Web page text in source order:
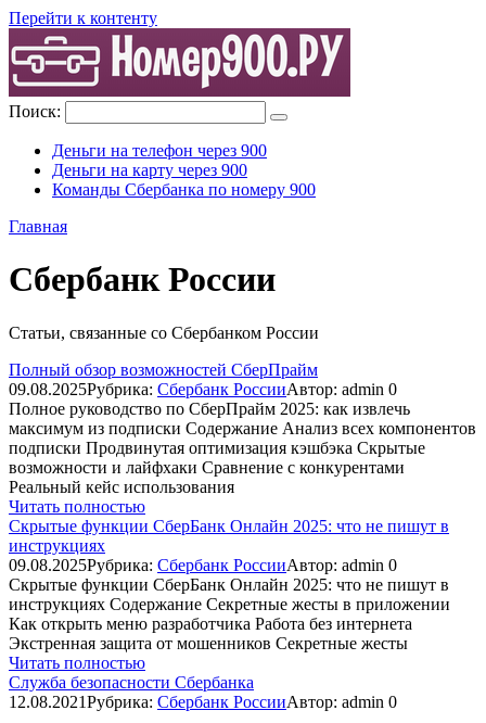
Перейти к контенту
Поиск:
Деньги на телефон через 900
Деньги на карту через 900
Команды Сбербанка по номеру 900
Главная
Сбербанк России
Статьи, связанные со Сбербанком России
Полный обзор возможностей СберПрайм
09.08.2025Рубрика: Сбербанк РоссииАвтор: admin 0
Полное руководство по СберПрайм 2025: как извлечь
максимум из подписки Содержание Анализ всех компонентов
подписки Продвинутая оптимизация кэшбэка Скрытые
возможности и лайфхаки Сравнение с конкурентами
Реальный кейс использования
Читать полностью
Скрытые функции СберБанк Онлайн 2025: что не пишут в
инструкциях
09.08.2025Рубрика: Сбербанк РоссииАвтор: admin 0
Скрытые функции СберБанк Онлайн 2025: что не пишут в
инструкциях Содержание Секретные жесты в приложении
Как открыть меню разработчика Работа без интернета
Экстренная защита от мошенников Секретные жесты
Читать полностью
Служба безопасности Сбербанка
12.08.2021Рубрика: Сбербанк РоссииАвтор: admin 0